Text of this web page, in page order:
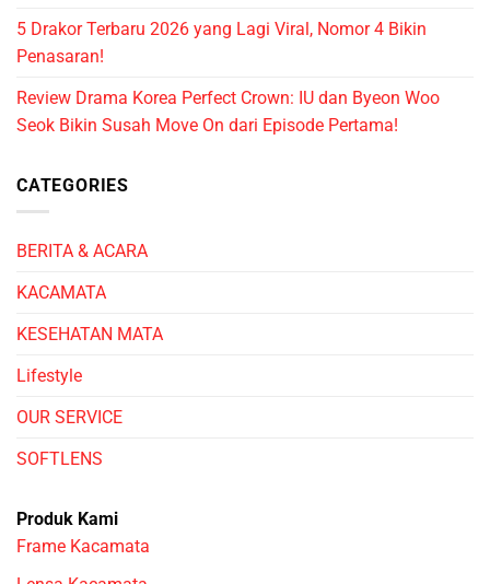
5 Drakor Terbaru 2026 yang Lagi Viral, Nomor 4 Bikin
Penasaran!
Review Drama Korea Perfect Crown: IU dan Byeon Woo
Seok Bikin Susah Move On dari Episode Pertama!
CATEGORIES
BERITA & ACARA
KACAMATA
KESEHATAN MATA
Lifestyle
OUR SERVICE
SOFTLENS
Produk Kami
Frame Kacamata